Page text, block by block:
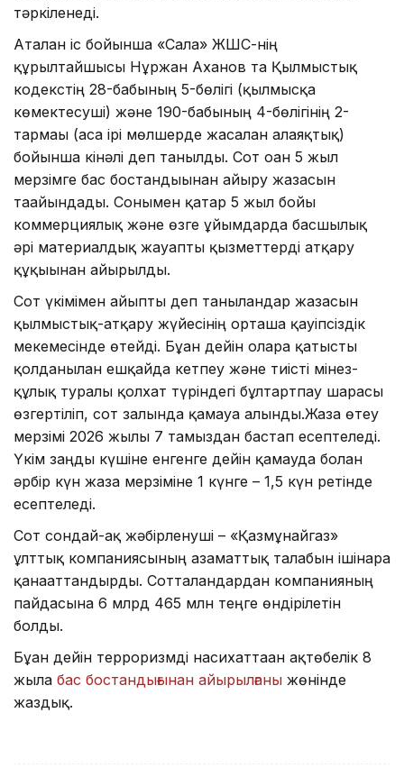
тәркіленеді.
Аталған іс бойынша «Сала» ЖШС-нің
құрылтайшысы Нұржан Аханов та Қылмыстық
кодекстің 28-бабының 5-бөлігі (қылмысқа
көмектесуші) және 190-бабының 4-бөлігінің 2-
тармағы (аса ірі мөлшерде жасалған алаяқтық)
бойынша кінәлі деп танылды. Сот оған 5 жыл
мерзімге бас бостандығынан айыру жазасын
тағайындады. Сонымен қатар 5 жыл бойы
коммерциялық және өзге ұйымдарда басшылық
әрі материалдық жауапты қызметтерді атқару
құқығынан айырылды.
Сот үкімімен айыпты деп танылғандар жазасын
қылмыстық-атқару жүйесінің орташа қауіпсіздік
мекемесінде өтейді. Бұған дейін оларға қатысты
қолданылған ешқайда кетпеу және тиісті мінез-
құлық туралы қолхат түріндегі бұлтартпау шарасы
өзгертіліп, сот залында қамауға алынды.Жаза өтеу
мерзімі 2026 жылғы 7 тамыздан бастап есептеледі.
Үкім заңды күшіне енгенге дейін қамауда болған
әрбір күн жаза мерзіміне 1 күнге – 1,5 күн ретінде
есептеледі.
Сот сондай-ақ жәбірленуші – «Қазмұнайгаз»
ұлттық компаниясының азаматтық талабын ішінара
қанағаттандырды. Сотталғандардан компанияның
пайдасына 6 млрд 465 млн теңге өндірілетін
болды.
Бұған дейін терроризмді насихаттаған ақтөбелік 8
жылға бас бостандығынан айырылғаны жөнінде
жаздық.